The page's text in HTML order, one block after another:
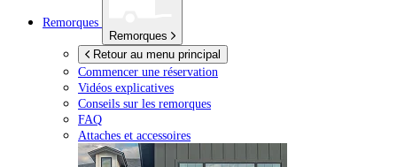
Remorques
Remorques
Retour au menu principal
Commencer une réservation
Vidéos explicatives
Conseils sur les remorques
FAQ
Attaches et accessoires